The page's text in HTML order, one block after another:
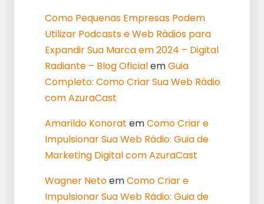
Como Pequenas Empresas Podem
Utilizar Podcasts e Web Rádios para
Expandir Sua Marca em 2024 – Digital
Radiante – Blog OficialemGuia
Completo: Como Criar Sua Web Rádio
com AzuraCast
Amarildo Konorat emComo Criar e
Impulsionar Sua Web Rádio: Guia de
Marketing Digital com AzuraCast
Wagner NetoemComo Criar e
Impulsionar Sua Web Rádio: Guia de